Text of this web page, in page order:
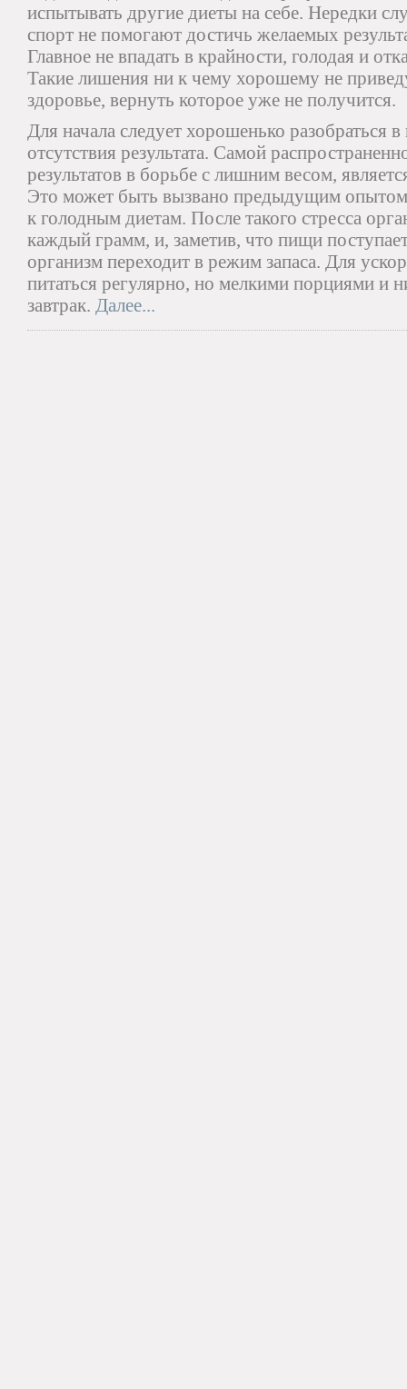
испытывать другие диеты на себе. Нередки
спорт не помогают достичь желаемых
Главное не впадать в крайности, голодая и
Такие лишения ни к чему хорошему не
здоровье, вернуть которое уже не получится.
Для начала следует хорошенько разобраться
отсутствия результата. Самой
результатов в борьбе с лишним весом,
Это может быть вызвано предыдущим
к голодным диетам. После такого стресса
каждый грамм, и, заметив, что пищи
организм переходит в режим запаса. Для
питаться регулярно, но мелкими порциями и
завтрак. Далее...